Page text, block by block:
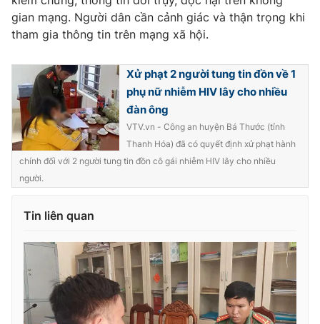
gian mạng. Người dân cần cảnh giác và thận trọng khi
tham gia thông tin trên mạng xã hội.
Xử phạt 2 người tung tin đồn về 1
phụ nữ nhiễm HIV lây cho nhiều
đàn ông
VTV.vn - Công an huyện Bá Thước (tỉnh
Thanh Hóa) đã có quyết định xử phạt hành
chính đối với 2 người tung tin đồn cô gái nhiễm HIV lây cho nhiều
người.
Tin liên quan